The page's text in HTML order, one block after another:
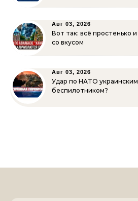
Авг 03, 2026
Вот так: всё простенько и
со вкусом
Авг 03, 2026
Удар по НАТО украинским
беспилотником?